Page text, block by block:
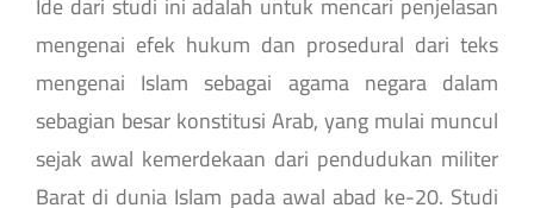
mengenai efek hukum dan prosedural dari teks
mengenai Islam sebagai agama negara dalam
sebagian besar konstitusi Arab, yang mulai muncul
sejak awal kemerdekaan dari pendudukan militer
Barat di dunia Islam pada awal abad ke-20. Studi